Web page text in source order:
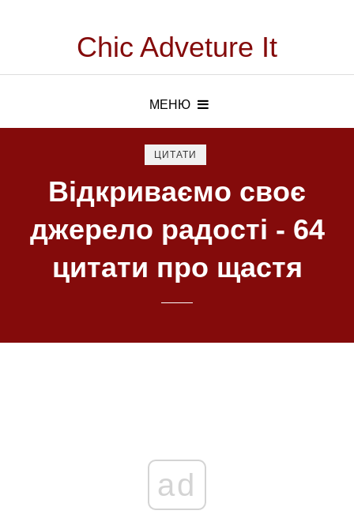
Chic Adveture It
МЕНЮ
ЦИТАТИ
Відкриваємо своє
джерело радості - 64
цитати про щастя
ad